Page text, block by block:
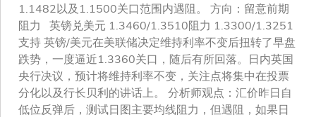
1.1482以及1.1500关口范围内遇阻。 方向：留意前期
阻力 英镑兑美元 1.3460/1.3510阻力 1.3300/1.3251
支持 英镑/美元在美联储决定维持利率不变后扭转了早盘
跌势，一度逼近1.3360关口，随后有所回落。日内英国
央行决议，预计将维持利率不变，关注点将集中在投票
分化以及行长贝利的讲话上。 分析师观点：汇价昨日自
低位反弹后，测试日图主要均线阻力，但遇阻，如果日